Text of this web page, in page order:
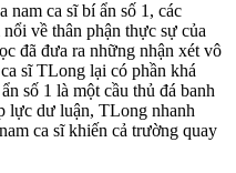
nam ca sĩ bí ẩn số 1, các
về thân phận thực sự của
đã đưa ra những nhận xét vô
sĩ TLong lại có phần khá
số 1 là một cầu thủ đá banh
lực dư luận, TLong nhanh
ca sĩ khiến cả trường quay